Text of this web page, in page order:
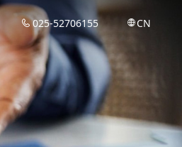
025-52706155 CN